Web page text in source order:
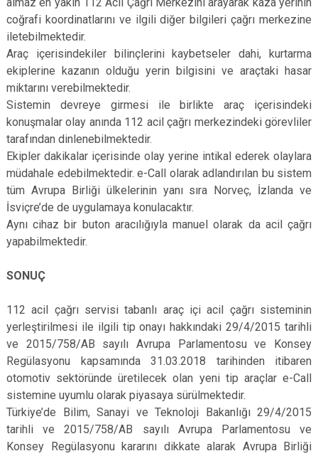
coğrafi koordinatlarını ve ilgili diğer bilgileri çağrı merkezine
iletebilmektedir.
Araç içerisindekiler bilinçlerini kaybetseler dahi, kurtarma
ekiplerine kazanın olduğu yerin bilgisini ve araçtaki hasar
miktarını verebilmektedir.
Sistemin devreye girmesi ile birlikte araç içerisindeki
konuşmalar olay anında 112 acil çağrı merkezindeki görevliler
tarafından dinlenebilmektedir.
Ekipler dakikalar içerisinde olay yerine intikal ederek olaylara
müdahale edebilmektedir. e-Call olarak adlandırılan bu sistem
tüm Avrupa Birliği ülkelerinin yanı sıra Norveç, İzlanda ve
İsviçre’de de uygulamaya konulacaktır.
Aynı cihaz bir buton aracılığıyla manuel olarak da acil çağrı
yapabilmektedir.
SONUÇ
112 acil çağrı servisi tabanlı araç içi acil çağrı sisteminin
yerleştirilmesi ile ilgili tip onayı hakkındaki 29/4/2015 tarihli
ve 2015/758/AB sayılı Avrupa Parlamentosu ve Konsey
Regülasyonu kapsamında 31.03.2018 tarihinden itibaren
otomotiv sektöründe üretilecek olan yeni tip araçlar e-Call
sistemine uyumlu olarak piyasaya sürülmektedir.
Türkiye’de Bilim, Sanayi ve Teknoloji Bakanlığı 29/4/2015
tarihli ve 2015/758/AB sayılı Avrupa Parlamentosu ve
Konsey Regülasyonu kararını dikkate alarak Avrupa Birliği